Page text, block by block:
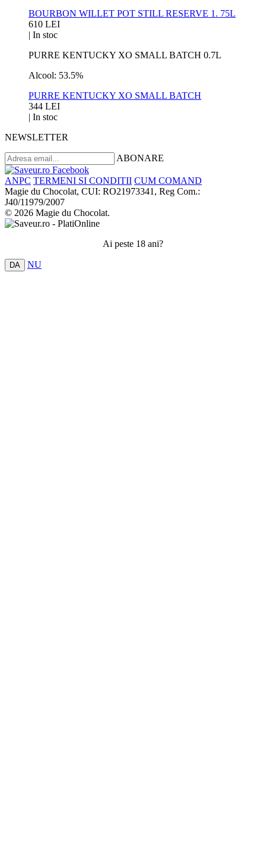
BOURBON WILLET POT STILL RESERVE 1. 75L
610 LEI
| In stoc
PURRE KENTUCKY XO SMALL BATCH 0.7L
Alcool: 53.5%
PURRE KENTUCKY XO SMALL BATCH
344 LEI
| In stoc
NEWSLETTER
ABONARE
ANPC TERMENI SI CONDITII CUM COMAND
Magie du Chocolat, CUI: RO21973341, Reg Com.:
J40/11979/2007
© 2026 Magie du Chocolat.
Ai peste 18 ani?
DA NU